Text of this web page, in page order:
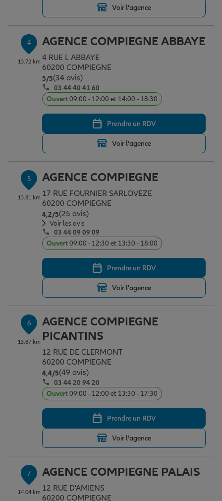
Tous nos devis d'assurance Voir l'agence
4
13.72 km
AGENCE COMPIEGNE ABBAYE
4 RUE L ABBAYE
60200 COMPIEGNE
5/5Note de 5 sur 5
(34 avis)
03 44 40 41 60
Ouvert09:00 - 12:00 et 14:00 - 18:30
Prendre un RDV
Voir l'agence
5
13.81 km
AGENCE COMPIEGNE
17 RUE FOURNIER SARLOVEZE
60200 COMPIEGNE
4,2/5Note de 4.2 sur 5
(25 avis)
Voir les avis
03 44 09 09 09
Ouvert09:00 - 12:30 et 13:30 - 18:00
Prendre un RDV
Voir l'agence
6
13.87 km
AGENCE COMPIEGNE
PICANTINS
12 RUE DE CLERMONT
60200 COMPIEGNE
4,4/5Note de 4.4 sur 5
(49 avis)
03 44 20 94 20
Ouvert09:00 - 12:00 et 13:30 - 17:30
Prendre un RDV
Voir l'agence
7
14.04 km
AGENCE COMPIEGNE PALAIS
12 RUE D'AMIENS
60200 COMPIEGNE